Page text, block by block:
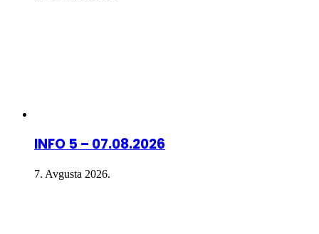
INFO 5 – 07.08.2026
7. Avgusta 2026.